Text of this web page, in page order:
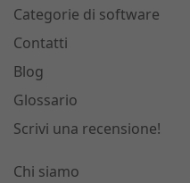
Categorie di software
Contatti
Blog
Glossario
Scrivi una recensione!
Chi siamo